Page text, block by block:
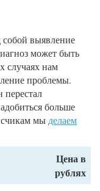
собой выявление
может быть
случаях нам
проблемы.
больше
мы делаем
Цена в
рублях